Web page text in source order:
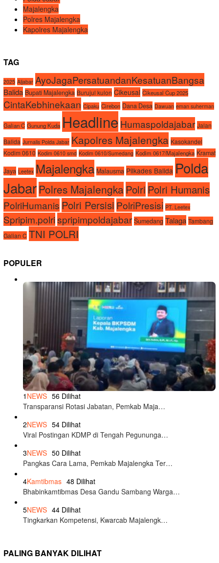
Majalengka
Polres Majalengka
Kapolres Majalengka
TAG
2025 Aljabar AyoJagaPersatuandanKesatuanBangsa
Balida Bupati Majalengka Burujul kulon Cikeusal Cikeusal Cup 2025
CintaKebhinekaan Cipaku Cirebon Dana Desa Dawuan eman suherman
Galian C Gunung Kuda Headline Humaspoldajabar Jalan
Balida Jurnalis Polda Jabar Kapolres Majalengka Kasokandel
Kodim 0610 Kodim 0610 smd Kodim 0610/Sumedang Kodim 0617/Majalengka Kramat
Jaya Leetex Majalengka Malausma Pilkades Balida Polda
Jabar Polres MajalengkaPolri Polri Humanis
PolriHumanis Polri Persisi PolriPresisi PT. Leetex
Spripim.polrispripimpoldajabar Sumedang Talaga Tambang
Galian C TNI POLRI
POPULER
1 NEWS 56 Dilihat
Transparansi Rotasi Jabatan, Pemkab Maja…
2NEWS 54 Dilihat
Viral Postingan KDMP di Tengah Pegununga…
3NEWS 50 Dilihat
Pangkas Cara Lama, Pemkab Majalengka Ter…
4Kamtibmas 48 Dilihat
Bhabinkamtibmas Desa Gandu Sambang Warga…
5NEWS 44 Dilihat
Tingkarkan Kompetensi, Kwarcab Majalengk…
PALING BANYAK DILIHAT